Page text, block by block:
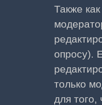
Также
опросу).
только
для того,